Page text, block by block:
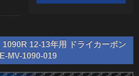
12-13年用 ドライカーボン
MV-1090-019